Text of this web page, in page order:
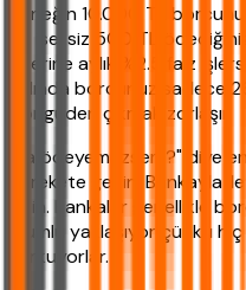
Örneğin 10.000 TL
TL ise, siz 500 TL
Üzerine aylık %2.5 faiz
aslında borcunuz sadece
döngüden çıkmak zorlaşır.
"Ya ödeyemezsem?" diye
harekete geçin. Bankayla
edin. Bankalar genellikle
olumlu yaklaşıyor çünkü
korkuyorlar.